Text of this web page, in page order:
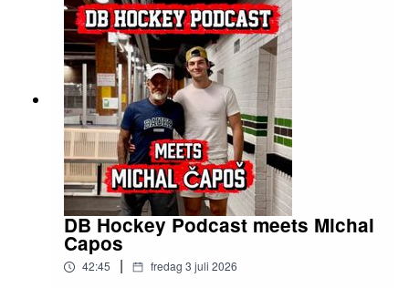
DB Hockey Podcast meets Michal
Capos
42:45 | fredag 3 juli 2026